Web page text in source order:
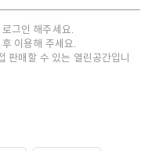
그인 해주세요.
이용해 주세요.
판매할 수 있는 열린공간입니